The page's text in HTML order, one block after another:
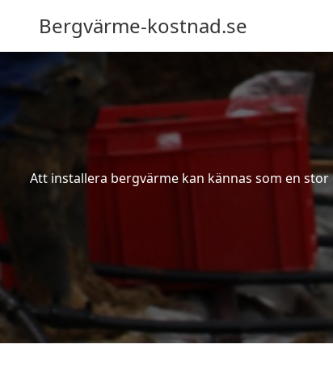
Bergvärme-kostnad.se
Att installera bergvärme kan kännas som en